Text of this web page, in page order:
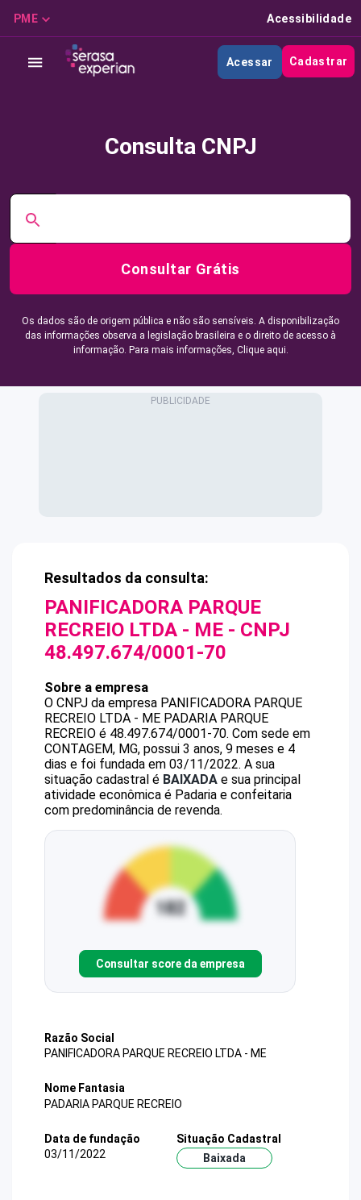
PME Acessibilidade
Acessar Cadastrar
Consulta CNPJ
Consultar Grátis
Os dados são de origem pública e não são sensíveis. A disponibilização
das informações observa a legislação brasileira e o direito de acesso à
informação. Para mais informações, Clique aqui.
Resultados da consulta:
PANIFICADORA PARQUE
RECREIO LTDA - ME - CNPJ
48.497.674/0001-70
Sobre a empresa
O CNPJ da empresa PANIFICADORA PARQUE
RECREIO LTDA - ME PADARIA PARQUE
RECREIO é 48.497.674/0001-70. Com sede em
CONTAGEM, MG, possui 3 anos, 9 meses e 4
dias e foi fundada em 03/11/2022. A sua
situação cadastral é BAIXADA e sua principal
atividade econômica é Padaria e confeitaria
com predominância de revenda.
Consultar score da empresa
Razão Social
PANIFICADORA PARQUE RECREIO LTDA - ME
Nome Fantasia
PADARIA PARQUE RECREIO
Data de fundação
03/11/2022
Situação Cadastral
Baixada